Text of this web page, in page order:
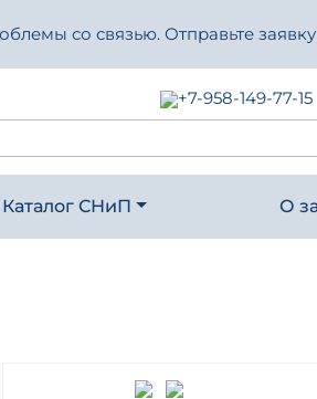
со связью. Отправьте
+7-958-149-77-15
Каталог СНиП О